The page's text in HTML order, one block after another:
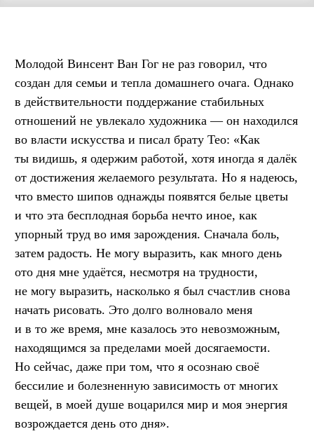
Молодой Винсент Ван Гог не раз говорил, что
создан для семьи и тепла домашнего очага. Однако
в действительности поддержание стабильных
отношений не увлекало художника — он находился
во власти искусства и писал брату Тео: «Как
ты видишь, я одержим работой, хотя иногда я далёк
от достижения желаемого результата. Но я надеюсь,
что вместо шипов однажды появятся белые цветы
и что эта бесплодная борьба нечто иное, как
упорный труд во имя зарождения. Сначала боль,
затем радость. Не могу выразить, как много день
ото дня мне удаётся, несмотря на трудности,
не могу выразить, насколько я был счастлив снова
начать рисовать. Это долго волновало меня
и в то же время, мне казалось это невозможным,
находящимся за пределами моей досягаемости.
Но сейчас, даже при том, что я осознаю своё
бессилие и болезненную зависимость от многих
вещей, в моей душе воцарился мир и моя энергия
возрождается день ото дня».